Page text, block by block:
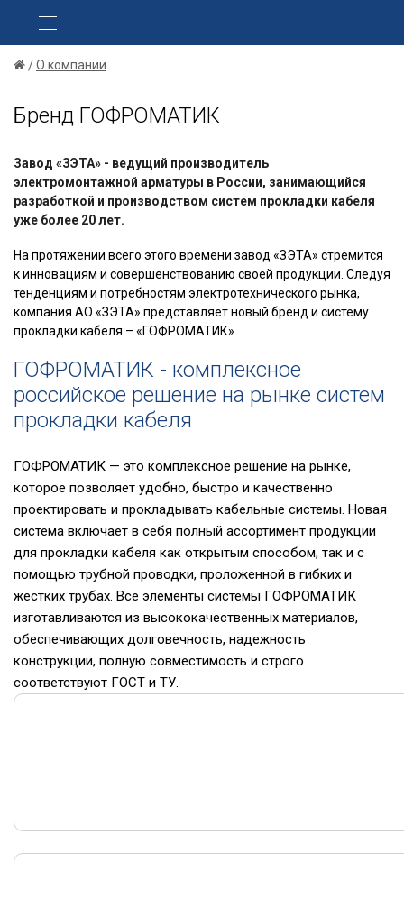
О компании
Бренд ГОФРОМАТИК
Завод «ЗЭТА» - ведущий производитель
электромонтажной арматуры в России, занимающийся
разработкой и производством систем прокладки кабеля
уже более 20 лет.
На протяжении всего этого времени завод «ЗЭТА» стремится
к инновациям и совершенствованию своей продукции. Следуя
тенденциям и потребностям электротехнического рынка,
компания АО «ЗЭТА» представляет новый бренд и систему
прокладки кабеля – «ГОФРОМАТИК».
ГОФРОМАТИК - комплексное
российское решение на рынке систем
прокладки кабеля
ГОФРОМАТИК — это комплексное решение на рынке,
которое позволяет удобно, быстро и качественно
проектировать и прокладывать кабельные системы. Новая
система включает в себя полный ассортимент продукции
для прокладки кабеля как открытым способом, так и с
помощью трубной проводки, проложенной в гибких и
жестких трубах. Все элементы системы ГОФРОМАТИК
изготавливаются из высококачественных материалов,
обеспечивающих долговечность, надежность
конструкции, полную совместимость и строго
соответствуют ГОСТ и ТУ.